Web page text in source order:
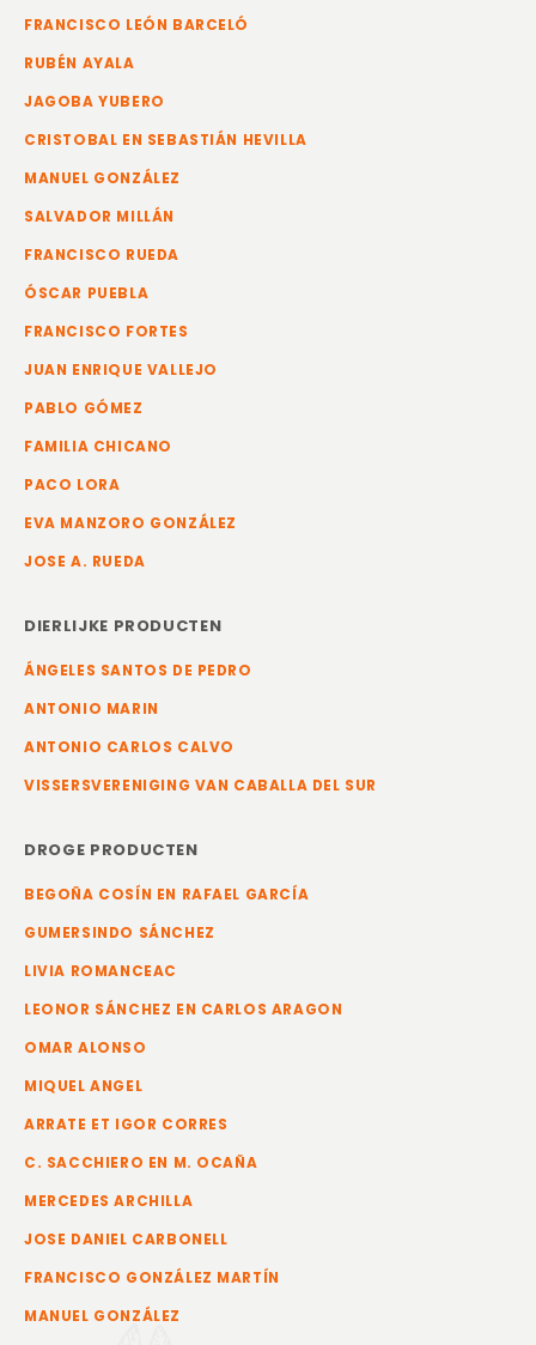
FRANCISCO LEÓN BARCELÓ
RUBÉN AYALA
JAGOBA YUBERO
CRISTOBAL EN SEBASTIÁN HEVILLA
MANUEL GONZÁLEZ
SALVADOR MILLÁN
FRANCISCO RUEDA
ÓSCAR PUEBLA
FRANCISCO FORTES
JUAN ENRIQUE VALLEJO
PABLO GÓMEZ
FAMILIA CHICANO
PACO LORA
EVA MANZORO GONZÁLEZ
JOSE A. RUEDA
DIERLIJKE PRODUCTEN
ÁNGELES SANTOS DE PEDRO
ANTONIO MARIN
ANTONIO CARLOS CALVO
VISSERSVERENIGING VAN CABALLA DEL SUR
DROGE PRODUCTEN
BEGOÑA COSÍN EN RAFAEL GARCÍA
GUMERSINDO SÁNCHEZ
LIVIA ROMANCEAC
LEONOR SÁNCHEZ EN CARLOS ARAGON
OMAR ALONSO
MIQUEL ANGEL
ARRATE ET IGOR CORRES
C. SACCHIERO EN M. OCAÑA
MERCEDES ARCHILLA
JOSE DANIEL CARBONELL
FRANCISCO GONZÁLEZ MARTÍN
MANUEL GONZÁLEZ